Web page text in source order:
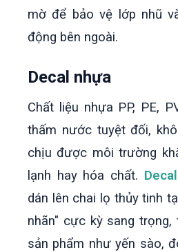
mờ để bảo vệ lớp nhũ
động bên ngoài.
Decal nhựa
Chất liệu nhựa PP, PE,
thấm nước tuyệt đối,
chịu được môi trường
lạnh hay hóa chất.
dán lên chai lọ thủy tinh
nhãn" cực kỳ sang
sản phẩm như yến sào,